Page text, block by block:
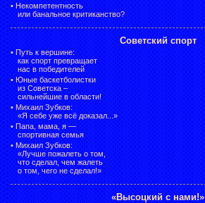
• Некомпетентность
или банальное критиканство?
Советский спорт
• Путь к вершине:
как спорт превращает
нас в победителей
• Юные баскетболистки
из Советска –
сильнейшие в области!
• Михаил Зубков:
«Я себе уже всё доказал...»
• Папа, мама, я —
спортивная семья
• Михаил Зубков:
«Лучше пожалеть о том,
что сделал, чем жалеть
о том, чего не сделал!»
«Высоцкий с нами!»